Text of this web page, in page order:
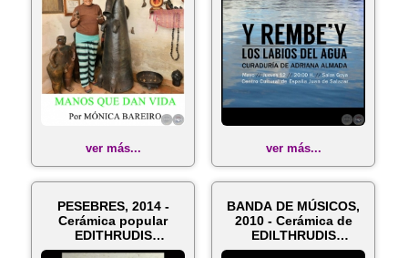
ver más... ver más...
PESEBRES, 2014 -
Cerámica popular
EDITHRUDIS
NOGUERA
BANDA DE MÚSICOS,
2010 - Cerámica de
EDILTHRUDIS
NOGUERA